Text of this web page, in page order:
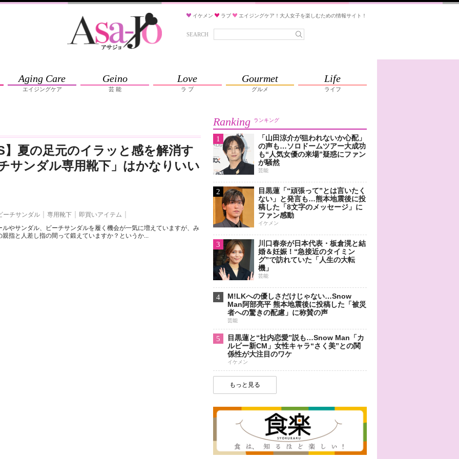
イケメン ラブ エイジングケア！大人女子を楽しむための情報サイト！
SEARCH
Aging Care
エイジングケア
Geino
芸 能
Love
ラ ブ
Gourmet
グルメ
Life
ライフ
】夏の足元のイラッと感を解消す
サンダル専用靴下」はかなりいい
ーチサンダル 専用靴下
即買いアイテム
ルやサンダル、ビーチサンダルを履く機会が一気に増えていますが、み
親指と人差し指の間って鍛えていますか？というか...
Ranking ランキング
1
「山田涼介が狙われないか心配」
の声も…ソロドームツアー大成功
も“人気女優の来場”疑惑にファン
が騒然
芸能
2
目黒蓮「“頑張って”とは言いたく
ない」と発言も…熊本地震後に投
稿した「8文字のメッセージ」に
ファン感動
イケメン
3
川口春奈が日本代表・板倉滉と結
婚＆妊娠！“急接近のタイミン
グ”で訪れていた「人生の大転
機」
芸能
4
M!LKへの優しさだけじゃない…Snow
Man阿部亮平 熊本地震後に投稿した「被災
者への驚きの配慮」に称賛の声
芸能
5
目黒蓮と“社内恋愛”説も…Snow Man「カ
ルビー新CM」女性キャラ“さく美”との関
係性が大注目のワケ
イケメン
もっと見る